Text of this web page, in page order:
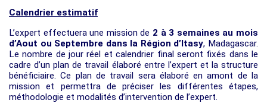
Calendrier estimatif
L’expert effectuera une mission de 2 à 3 semaines au mois
d’Aout ou Septembre dans la Région d’Itasy, Madagascar.
Le nombre de jour réel et calendrier final seront fixés dans le
cadre d’un plan de travail élaboré entre l’expert et la structure
bénéficiaire. Ce plan de travail sera élaboré en amont de la
mission et permettra de préciser les différentes étapes,
méthodologie et modalités d’intervention de l’expert.